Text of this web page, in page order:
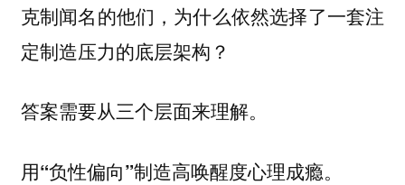
克制闻名的他们，为什么依然选择了一套注
定制造压力的底层架构？
答案需要从三个层面来理解。
用“负性偏向”制造高唤醒度心理成瘾。